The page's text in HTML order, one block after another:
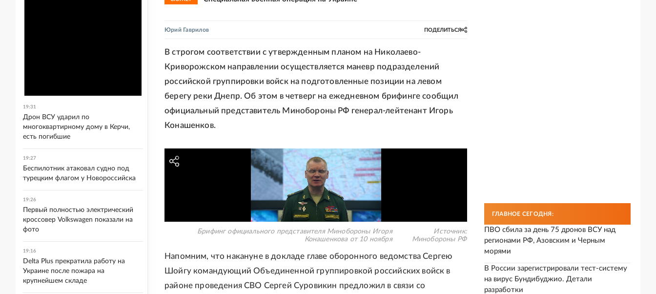
Юрий Гаврилов ПОДЕЛИТЬСЯ
В строгом соответствии с утвержденным планом на Николаево-
Криворожском направлении осуществляется маневр подразделений
российской группировки войск на подготовленные позиции на левом
берегу реки Днепр. Об этом в четверг на ежедневном брифинге сообщил
официальный представитель Минобороны РФ генерал-лейтенант Игорь
Конашенков.
Брифинг официального представителя Минобороны Игоря
Конашенкова от 10 ноября
Источник:
Минобороны РФ
Напомним, что накануне в докладе главе оборонного ведомства Сергею
Шойгу командующий Объединенной группировкой российских войск в
районе проведения СВО Сергей Суровикин предложил в связи со
ГЛАВНОЕ СЕГОДНЯ:
ПВО сбила за день 75 дронов ВСУ над
регионами РФ, Азовским и Черным
морями
В России зарегистрировали тест-систему
на вирус Бундибуджио. Детали
разработки
19:31
Дрон ВСУ ударил по
многоквартирному дому в Керчи,
есть погибшие
19:27
Беспилотник атаковал судно под
турецким флагом у Новороссийска
19:26
Первый полностью электрический
кроссовер Volkswagen показали на
фото
19:16
Delta Plus прекратила работу на
Украине после пожара на
крупнейшем складе